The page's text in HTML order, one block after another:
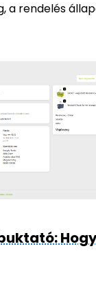
a rendelés